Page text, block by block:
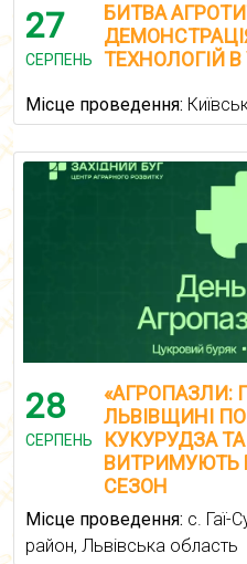
27
СЕРПЕНЬ
БИТВА
ТЕХНОЛОГІЙ В
Місце проведення:
28
СЕРПЕНЬ
«АГРОПАЗЛИ:
ЛЬВІВЩИНІ
КУКУРУДЗА
ВИТРИМУЮТЬ
СЕЗОН
Місце проведення: с. Гаї-
район, Львівська область